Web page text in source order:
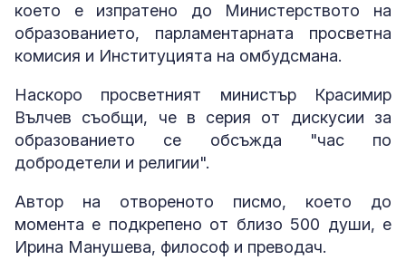
което е изпратено до Министерството на
образованието, парламентарната просветна
комисия и Институцията на омбудсмана.
Наскоро просветният министър Красимир
Вълчев съобщи, че в серия от дискусии за
образованието се обсъжда "час по
добродетели и религии".
Автор на отвореното писмо, което до
момента е подкрепено от близо 500 души, е
Ирина Манушева, философ и преводач.